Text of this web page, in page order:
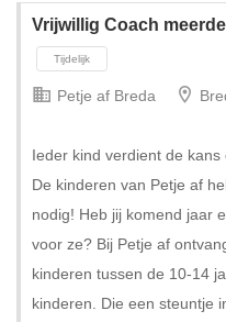
Vrijwillig Coach
Petje af Breda
Ieder kind verdient de kans
De kinderen van Petje af
nodig! Heb jij komend jaar
voor ze? Bij Petje af
kinderen tussen de 10-14
kinderen. Die een steuntje